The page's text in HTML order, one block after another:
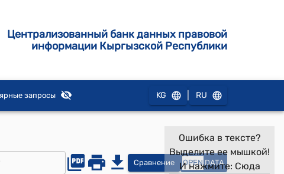
Централизованный банк данных правовой
информации Кыргызской Республики
запросы KG RU
Сравнение OPEN DATA
Ошибка в тексте?
Выделите ее мышкой!
И нажмите: Сюда